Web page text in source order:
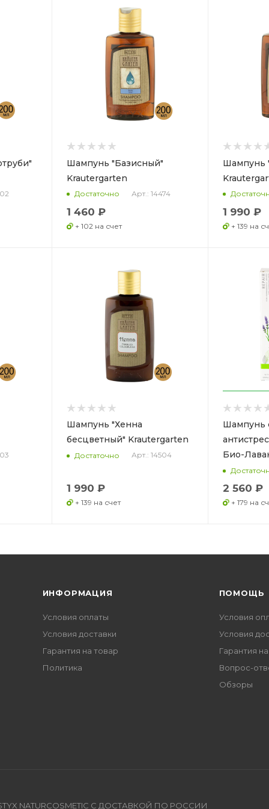
Шампунь "Базисный"
Krautergarten
Достаточно Арт.: 14474
1 460 ₽
+ 102 на счет
Шампунь
1 990 ₽
+ 139 на
Шампунь "Хенна
бесцветный" Krautergarten
Достаточно Арт.: 14504
1 990 ₽
+ 139 на счет
Шампунь
Био-
2 560 ₽
+ 179 на
ИНФОРМАЦИЯ
Условия оплаты
Условия доставки
Гарантия на товар
Политика
ПОМОЩЬ
Условия
Условия
Гарантия
Вопрос-
Обзоры
NATURCOSMETIC С ДОСТАВКОЙ ПО РОССИИ